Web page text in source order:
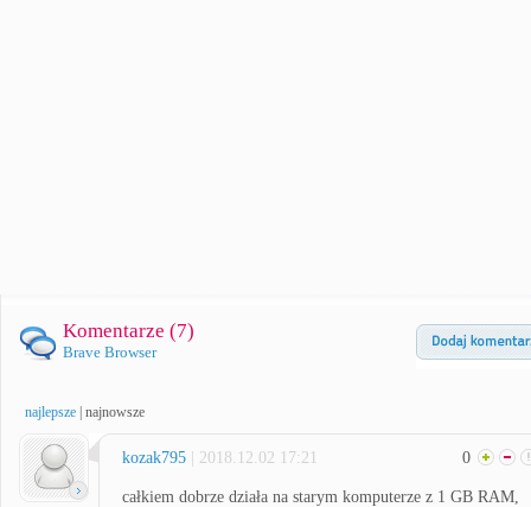
Komentarze (7)
Brave Browser
najlepsze najnowsze
kozak795 | 2018.12.02 17:21 0
całkiem dobrze działa na starym komputerze z 1 GB RAM,